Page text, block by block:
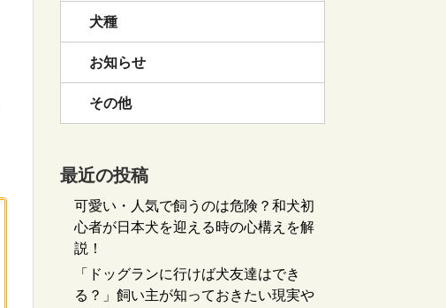
犬種
お知らせ
その他
最近の投稿
可愛い・人気で飼うのは危険？和犬初
心者が日本犬を迎える時の心構えを解
説！
「ドッグランに行けば犬友達はでき
る？」飼い主が知っておきたい現実や